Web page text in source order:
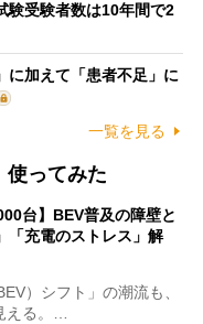
験受験者数は10年間で2
に加えて「患者不足」に
一覧を見る
使ってみた
台】BEV普及の障壁と
「充電のストレス」解
）シフト」の潮流も、
える。…